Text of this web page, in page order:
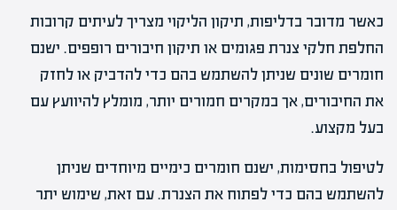
כאשר מדובר בדליפות, תיקון הליקוי מצריך לעיתים קרובות
החלפת חלקי צנרת פגומים או תיקון חיבורים רופפים. ישנם
חומרים שונים שניתן להשתמש בהם כדי להדביק או לחזק
את החיבורים, אך במקרים חמורים יותר, מומלץ להיוועץ עם
בעל מקצוע.
לטיפול בחסימות, ישנם חומרים כימיים מיוחדים שניתן
להשתמש בהם כדי לפתוח את הצנרת. עם זאת, שימוש יתר